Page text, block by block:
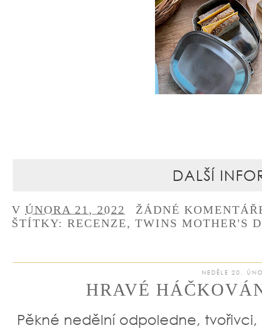
DALŠÍ
V ÚNORA 21, 2022
ŽÁDNÉ
ŠTÍTKY: RECENZE, TWINS MOTHER'S
NEDĚLE 20.
HRAVÉ
Pěkné nedělní odpoledne, tvořivci,